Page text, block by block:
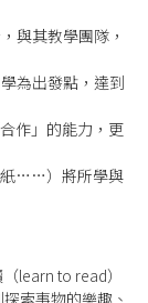
與其教學團隊，
為出發點，達到
作」的能力，更
紙……）將所學與
to read）
索事物的樂趣、